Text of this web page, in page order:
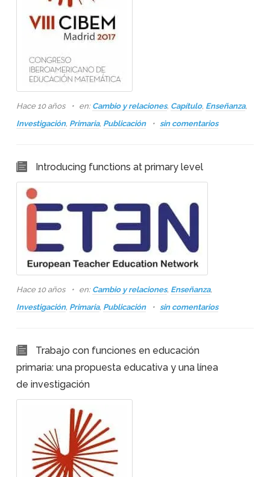
Hace 10 años en: Cambio y relaciones, Capítulo, Enseñanza,
Investigación, Primaria, Publicación sin comentarios
Introducing functions at primary level
Hace 10 años en: Cambio y relaciones, Enseñanza,
Investigación, Primaria, Publicación sin comentarios
Trabajo con funciones en educación
primaria: una propuesta educativa y una línea
de investigación